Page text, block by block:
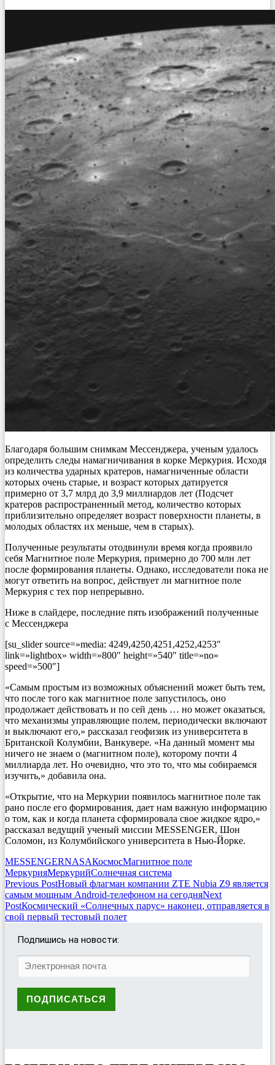
Благодаря большим снимкам Мессенджера, ученым удалось
определить следы намагничивания в корке Меркурия. Исходя
из количества ударных кратеров, намагниченные области
которых очень старые, и возраст которых датируется
примерно от 3,7 млрд до 3,9 миллиардов лет (Подсчет
кратеров распространенный метод, количество которых
приблизительно определяет возраст поверхности планеты, в
молодых областях их меньше, чем в старых).
Полученные результаты отодвинули время когда проявило
себя Магнитное поле Меркурия, примерно до 700 млн лет
после формирования планеты. Однако, исследователи пока не
могут ответить на вопрос, действует ли магнитное поле
Меркурия с тех пор непрерывно.
Ниже в слайдере, последние пять изображений полученные
с Мессенджера
[su_slider source=»media: 4249,4250,4251,4252,4253″
link=»lightbox» width=»800″ height=»540″ title=»no»
speed=»500″]
«Самым простым из возможных объяснений может быть тем,
что после того как магнитное поле запустилось, оно
продолжает действовать и по сей день … но может оказаться,
что механизмы управляющие полем, периодически включают
и выключают его,» рассказал геофизик из университета в
Британской Колумбии, Ванкувере. «На данный момент мы
ничего не знаем о (магнитном поле), которому почти 4
миллиарда лет. Но очевидно, что это то, что мы собираемся
изучить,» добавила она.
«Открытие, что на Меркурии появилось магнитное поле так
рано после его формирования, дает нам важную информацию
о том, как и когда планета сформировала свое жидкое ядро,»
рассказал ведущий ученый миссии MESSENGER, Шон
Соломон, из Колумбийского университета в Нью-Йорке.
MESSENGERNASAКосмосМагнитное поле
МеркурияМеркурийСолнечная система
Post
navigation
Previous PostНовый флагман компании ZTE Nubia Z9 является
самым мощным Android-телефоном на сегодняNext
PostКосмический «Солнечных парус» наконец, отправляется в
свой первый тестовый полет
Подпишись на новости: